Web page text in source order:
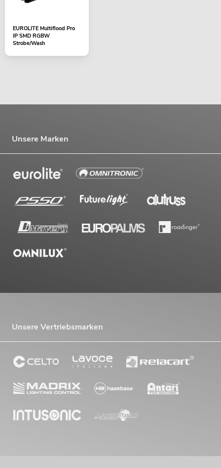
EUROLITE Multiflood Pro
IP SMD RGBW
Strobe/Wash
Unsere Marken
Unsere Vertriebsmarken